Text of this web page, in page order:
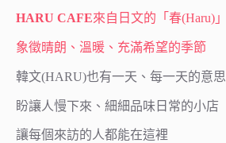
HARU CAFE來自日文的「春(Haru)」
象徵晴朗、溫暖、充滿希望的季節
韓文(HARU)也有一天、每一天的意思
盼讓人慢下來、細細品味日常的小店
讓每個來訪的人都能在這裡